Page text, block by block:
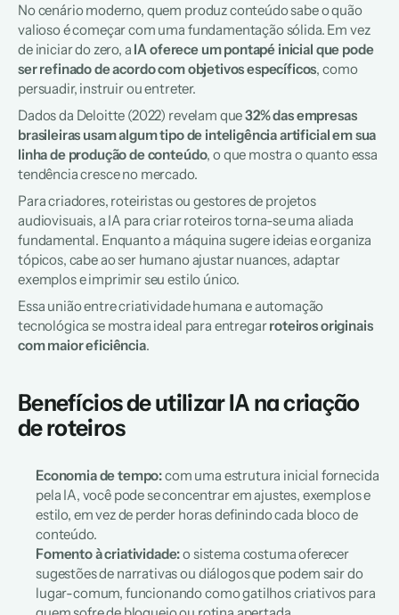
No cenário moderno, quem produz conteúdo sabe o quão
valioso é começar com uma fundamentação sólida. Em vez
de iniciar do zero, a IA oferece um pontapé inicial que pode
ser refinado de acordo com objetivos específicos, como
persuadir, instruir ou entreter.
Dados da Deloitte (2022) revelam que 32% das empresas
brasileiras usam algum tipo de inteligência artificial em sua
linha de produção de conteúdo, o que mostra o quanto essa
tendência cresce no mercado.
Para criadores, roteiristas ou gestores de projetos
audiovisuais, a IA para criar roteiros torna-se uma aliada
fundamental. Enquanto a máquina sugere ideias e organiza
tópicos, cabe ao ser humano ajustar nuances, adaptar
exemplos e imprimir seu estilo único.
Essa união entre criatividade humana e automação
tecnológica se mostra ideal para entregar roteiros originais
com maior eficiência.
Benefícios de utilizar IA na criação
de roteiros
Economia de tempo: com uma estrutura inicial fornecida
pela IA, você pode se concentrar em ajustes, exemplos e
estilo, em vez de perder horas definindo cada bloco de
conteúdo.
Fomento à criatividade: o sistema costuma oferecer
sugestões de narrativas ou diálogos que podem sair do
lugar-comum, funcionando como gatilhos criativos para